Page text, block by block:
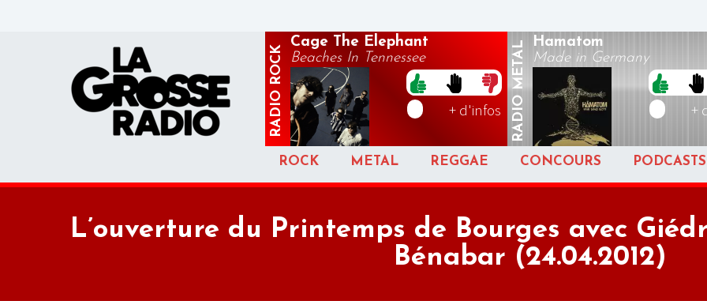
RADIO
ROCK
Cage The Elephant
Beaches In Tennessee
+ d'infos RADIO
METAL Hamatom
Made in Germany
+
ROCK METAL REGGAE CONCOURS PODCASTS
L’ouverture du Printemps de Bourges avec
Bénabar (24.04.2012)